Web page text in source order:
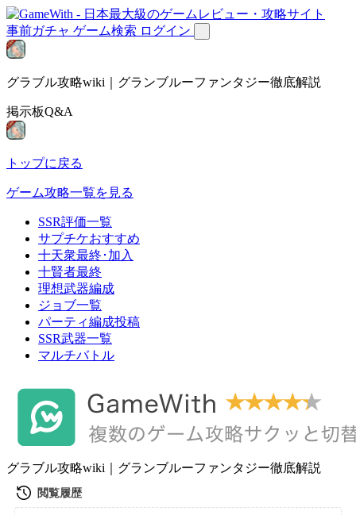
事前ガチャ ゲーム検索 ログイン
グラブル攻略wiki｜グランブルーファンタジー徹底解説
掲示板Q&A
トップに戻る
ゲーム攻略一覧を見る
SSR評価一覧
サプチケおすすめ
十天衆最終･加入
十賢者最終
理想武器編成
ジョブ一覧
パーティ編成投稿
SSR武器一覧
マルチバトル
グラブル攻略wiki｜グランブルーファンタジー徹底解説